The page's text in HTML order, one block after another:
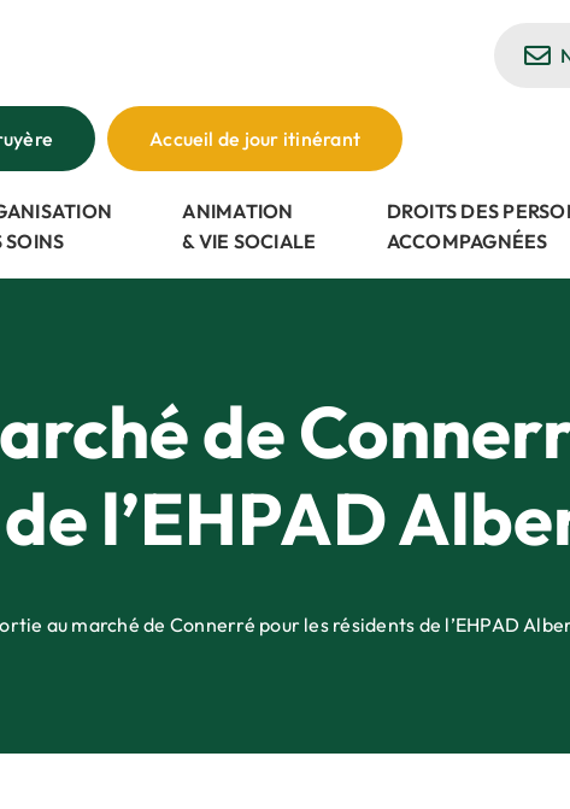
Accueil de jour itinérant
SOINS
ANIMATION
& VIE SOCIALE
DROITS DES
ACCOMPAGNÉES
de
l’EHPAD
au marché de Connerré pour les résidents de l’EHPAD